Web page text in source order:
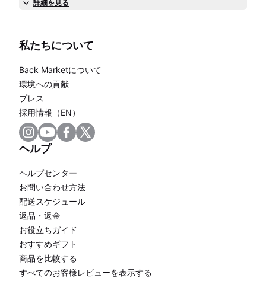
詳細を見る
私たちについて
Back Marketについて
環境への貢献
プレス
採用情報（EN）
ヘルプ
ヘルプセンター
お問い合わせ方法
配送スケジュール
返品・返金
お役立ちガイド
おすすめギフト
商品を比較する
すべてのお客様レビューを表示する